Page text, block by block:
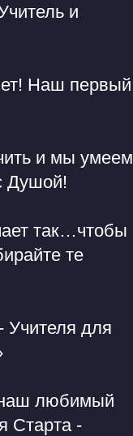
и
Наш первый
и мы умеем
Душой!
так…чтобы
те
Учителя для
наш любимый
Старта -